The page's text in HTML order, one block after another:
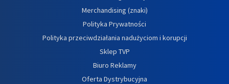
Merchandising (znaki)
Polityka Prywatności
Polityka przeciwdziałania nadużyciom i korupcji
Sklep TVP
Biuro Reklamy
Oferta Dystrybucyjna